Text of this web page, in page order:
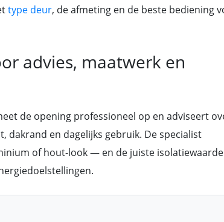
type deur, de afmeting en de beste bediening
advies, maatwerk en
de opening professioneel op en adviseert
en dagelijks gebruik. De specialist
of hout-look — en de juiste